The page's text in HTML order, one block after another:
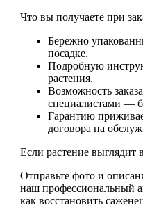
Что вы получаете при
Бережно
посадке.
Подробную
растения.
Возможность
специалистами —
Гарантию
договора на
Если растение выглядит
Отправьте фото и
наш профессиональный
как восстановить